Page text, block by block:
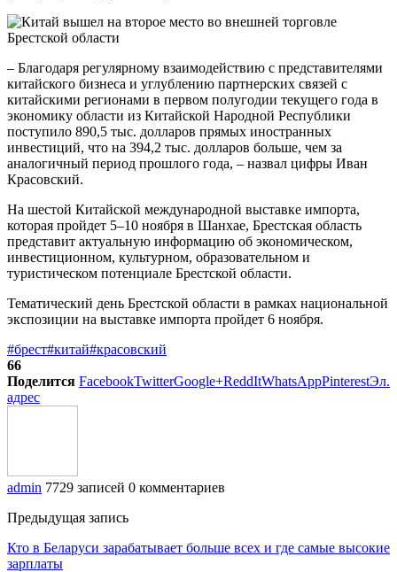
– Благодаря регулярному взаимодействию с представителями
китайского бизнеса и углублению партнерских связей с
китайскими регионами в первом полугодии текущего года в
экономику области из Китайской Народной Республики
поступило 890,5 тыс. долларов прямых иностранных
инвестиций, что на 394,2 тыс. долларов больше, чем за
аналогичный период прошлого года, – назвал цифры Иван
Красовский.
На шестой Китайской международной выставке импорта,
которая пройдет 5–10 ноября в Шанхае, Брестская область
представит актуальную информацию об экономическом,
инвестиционном, культурном, образовательном и
туристическом потенциале Брестской области.
Тематический день Брестской области в рамках национальной
экспозиции на выставке импорта пройдет 6 ноября.
#брест#китай#красовский
66
Поделится FacebookTwitterGoogle+ReddItWhatsAppPinterestЭл.
адрес
admin 7729 записей 0 комментариев
Предыдущая запись
Кто в Беларуси зарабатывает больше всех и где самые высокие
зарплаты